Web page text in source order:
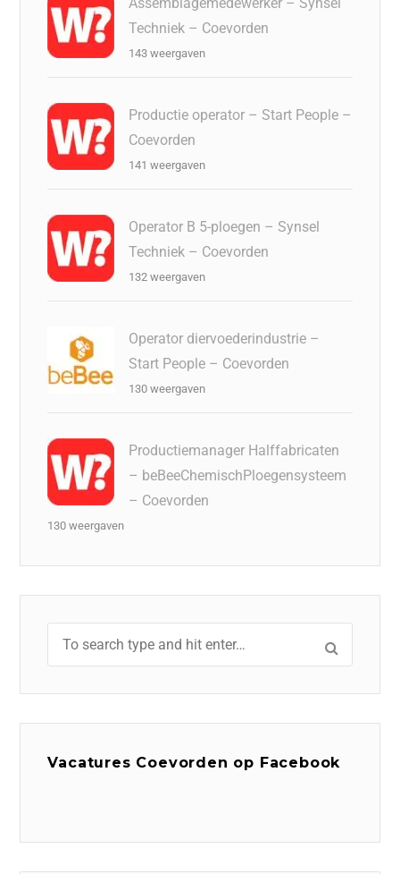
Techniek – Coevorden
143 weergaven
Productie operator – Start People –
Coevorden
141 weergaven
Operator B 5-ploegen – Synsel
Techniek – Coevorden
132 weergaven
Operator diervoederindustrie –
Start People – Coevorden
130 weergaven
Productiemanager Halffabricaten
– beBeeChemischPloegensysteem
– Coevorden
130 weergaven
Vacatures Coevorden op Facebook